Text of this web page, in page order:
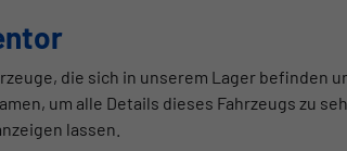
die sich in unserem Lager befinden
um alle Details dieses Fahrzeugs zu
lassen.